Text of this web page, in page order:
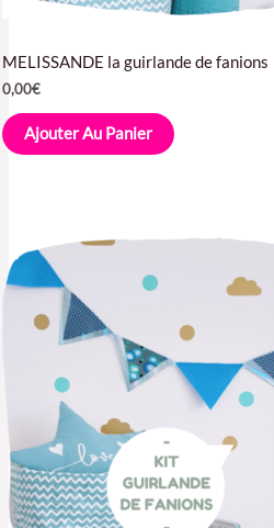
MELISSANDE la guirlande de fanions
0,00€
Ajouter Au Panier